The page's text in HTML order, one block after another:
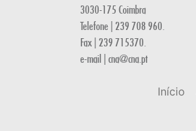
3030-175 Coimbra
Telefone | 239 708 960.
Fax | 239 715370.
e-mail | cna@cna.pt
Início